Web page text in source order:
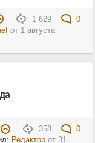
1 629
0
от 1 августа
358
0
Редакторот 31